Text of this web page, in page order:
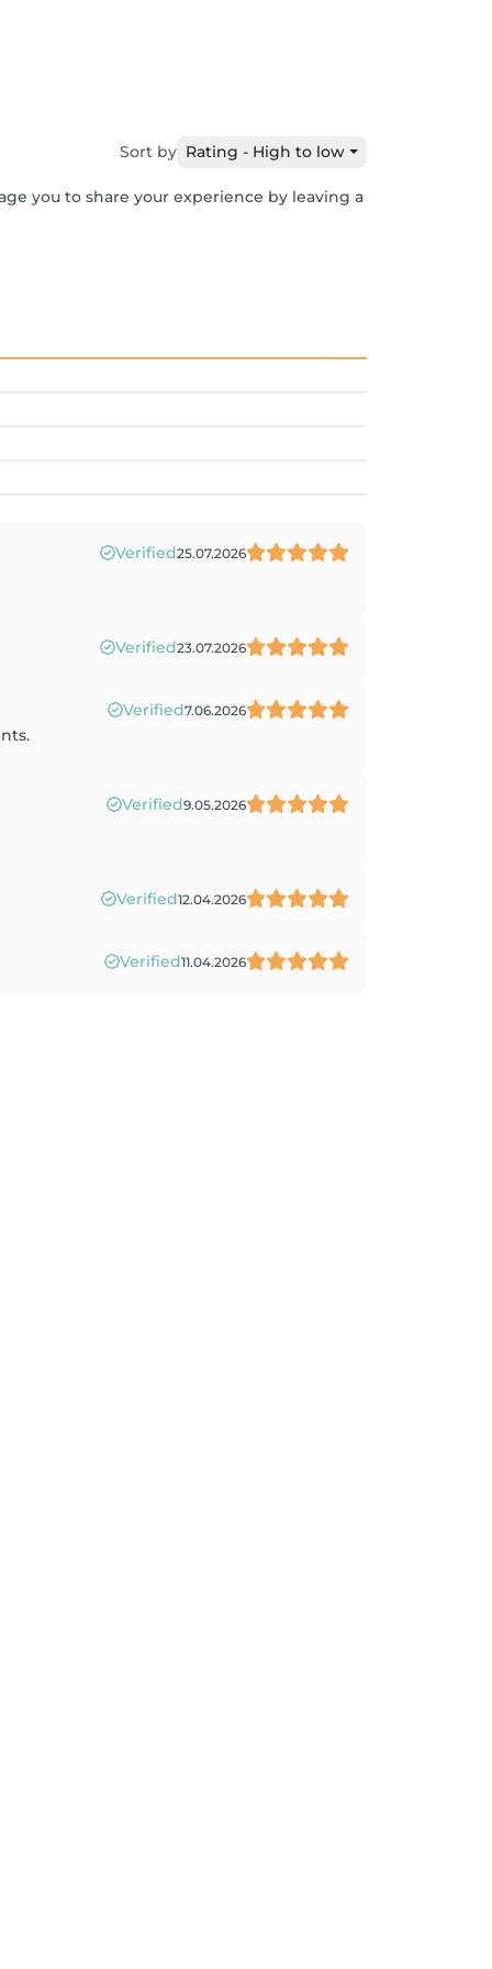
Sort by Rating - High to low
you to share your experience by leaving a
Verified25.07.2026
Verified23.07.2026
Verified7.06.2026
Verified9.05.2026
Verified12.04.2026
Verified11.04.2026